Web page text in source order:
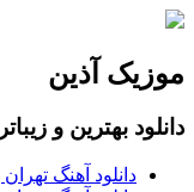
موزیک آذین
دانلود بهترین و
دانلود آهنگ